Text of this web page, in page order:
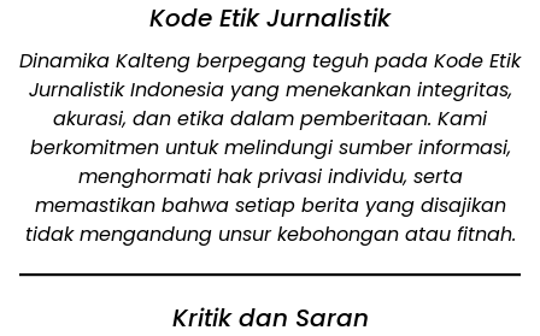
Kode Etik Jurnalistik
Dinamika Kalteng berpegang teguh pada Kode Etik
Jurnalistik Indonesia yang menekankan integritas,
akurasi, dan etika dalam pemberitaan. Kami
berkomitmen untuk melindungi sumber informasi,
menghormati hak privasi individu, serta
memastikan bahwa setiap berita yang disajikan
tidak mengandung unsur kebohongan atau fitnah.
Kritik dan Saran